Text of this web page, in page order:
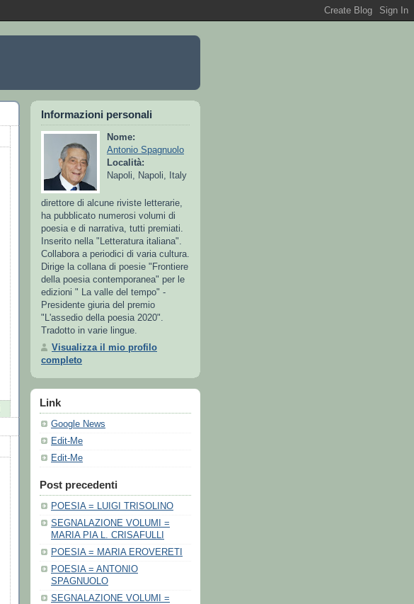
Informazioni personali
Nome:
Antonio Spagnuolo
Località:
Napoli, Napoli, Italy
direttore di alcune riviste letterarie,
ha pubblicato numerosi volumi di
poesia e di narrativa, tutti premiati.
Inserito nella "Letteratura italiana".
Collabora a periodici di varia cultura.
Dirige la collana di poesie "Frontiere
della poesia contemporanea" per le
edizioni " La valle del tempo" -
Presidente giuria del premio
"L'assedio della poesia 2020".
Tradotto in varie lingue.
Visualizza il mio profilo
completo
Link
Google News
Edit-Me
Edit-Me
Post precedenti
POESIA = LUIGI TRISOLINO
SEGNALAZIONE VOLUMI =
MARIA PIA L. CRISAFULLI
POESIA = MARIA EROVERETI
POESIA = ANTONIO
SPAGNUOLO
SEGNALAZIONE VOLUMI =